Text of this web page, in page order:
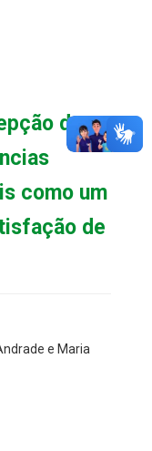
do
como um
de
e Maria